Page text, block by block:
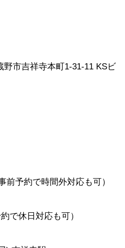
野市吉祥寺本町1-31-11 KSビ
前予約で時間外対応も可）
で休日対応も可）